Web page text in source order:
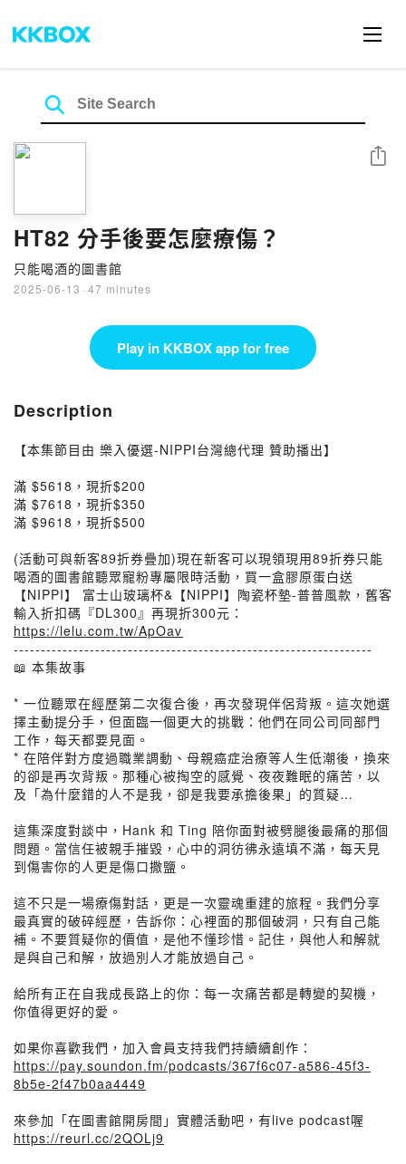
HT82 分手後要怎麼療傷？
只能喝酒的圖書館
2025-06-13 · 47 minutes
Share
Play in KKBOX app for free
Description
【本集節目由 樂入優選-NIPPI台灣總代理 贊助播出】
滿 $5618，現折$200
滿 $7618，現折$350
滿 $9618，現折$500
(活動可與新客89折券疊加)現在新客可以現領現用89折券只能
喝酒的圖書館聽眾寵粉專屬限時活動，買一盒膠原蛋白送
【NIPPI】 富士山玻璃杯&【NIPPI】陶瓷杯墊-普普風款，舊客
輸入折扣碼『DL300』再現折300元：⁦
https://lelu.com.tw/ApOav⁩
------------------------------------------------------------------
📖 本集故事
* 一位聽眾在經歷第二次復合後，再次發現伴侶背叛。這次她選
擇主動提分手，但面臨一個更大的挑戰：他們在同公司同部門
工作，每天都要見面。
* 在陪伴對方度過職業調動、母親癌症治療等人生低潮後，換來
的卻是再次背叛。那種心被掏空的感覺、夜夜難眠的痛苦，以
及「為什麼錯的人不是我，卻是我要承擔後果」的質疑…
這集深度對談中，Hank 和 Ting 陪你面對被劈腿後最痛的那個
問題。當信任被親手摧毀，心中的洞彷彿永遠填不滿，每天見
到傷害你的人更是傷口撒鹽。
這不只是一場療傷對話，更是一次靈魂重建的旅程。我們分享
最真實的破碎經歷，告訴你：心裡面的那個破洞，只有自己能
補。不要質疑你的價值，是他不懂珍惜。記住，與他人和解就
是與自己和解，放過別人才能放過自己。
給所有正在自我成長路上的你：每一次痛苦都是轉變的契機，
你值得更好的愛。
如果你喜歡我們，加入會員支持我們持續續創作：
https://pay.soundon.fm/podcasts/367f6c07-a586-45f3-
8b5e-2f47b0aa4449
來參加「在圖書館開房間」實體活動吧，有live podcast喔
https://reurl.cc/2QOLj9